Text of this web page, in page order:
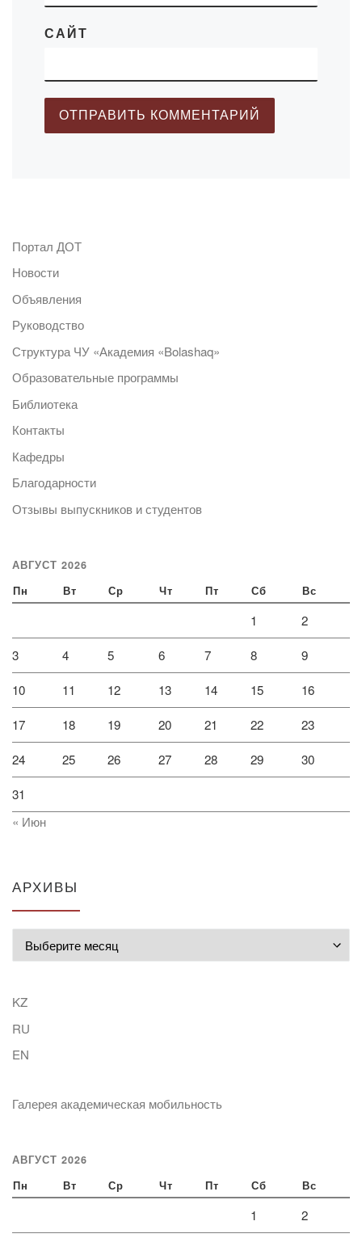
САЙТ
Портал ДОТ
Новости
Объявления
Руководство
Структура ЧУ «Академия «Bolashaq»
Образовательные программы
Библиотека
Контакты
Кафедры
Благодарности
Отзывы выпускников и студентов
АВГУСТ 2026
Пн Вт Ср Чт Пт Сб Вс
1 2
3 4 5 6 7 8 9
10 11 12 13 14 15 16
17 18 19 20 21 22 23
24 25 26 27 28 29 30
31
« Июн
АРХИВЫ
KZ
RU
EN
Галерея академическая мобильность
АВГУСТ 2026
Пн Вт Ср Чт Пт Сб Вс
1 2